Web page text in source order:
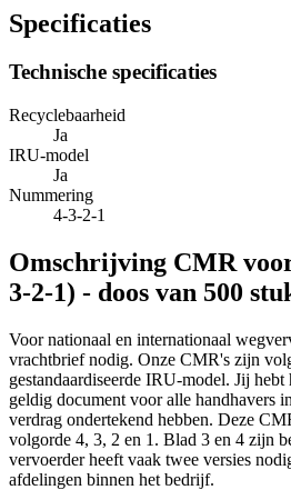
Specificaties
Technische specificaties
Recyclebaarheid
Ja
IRU-model
Ja
Nummering
4-3-2-1
Omschrijving CMR
3-2-1) - doos van 500
Voor nationaal en internationaal
vrachtbrief nodig. Onze CMR's zijn
gestandaardiseerde IRU-model. Jij hebt
geldig document voor alle handhavers
verdrag ondertekend hebben. Deze
volgorde 4, 3, 2 en 1. Blad 3 en 4 zijn
vervoerder heeft vaak twee versies
afdelingen binnen het bedrijf.